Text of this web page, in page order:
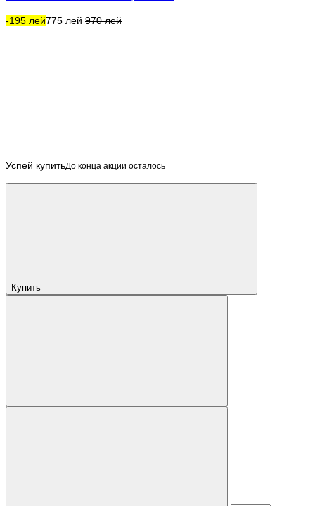
-195 лей775 лей 970 лей
Успей купитьДо конца акции осталось
Купить